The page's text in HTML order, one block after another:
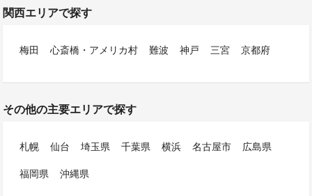
関西エリアで探す
梅田 心斎橋・アメリカ村 難波 神戸 三宮 京都府
その他の主要エリアで探す
札幌 仙台 埼玉県 千葉県 横浜 名古屋市
広島県
福岡県
沖縄県